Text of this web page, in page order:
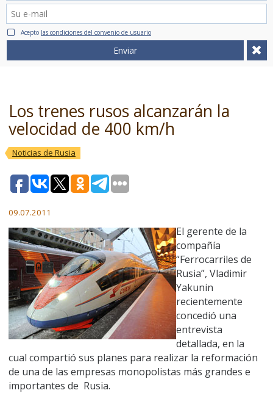
Acepto las condiciones del convenio de usuario
Enviar
Los trenes rusos alcanzarán la
velocidad de 400 km/h
Noticias de Rusia
09.07.2011
El gerente de la
compañía
“Ferrocarriles de
Rusia”, Vladimir
Yakunin
recientemente
concedió una
entrevista
detallada, en la
cual compartió sus planes para realizar la reformación
de una de las empresas monopolistas más grandes e
importantes de Rusia.